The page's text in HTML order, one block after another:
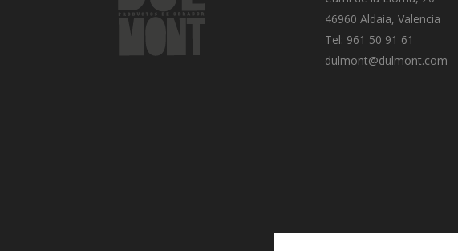
46960 Aldaia, Valencia
Tel: 961 50 91 61
dulmont@dulmont.com